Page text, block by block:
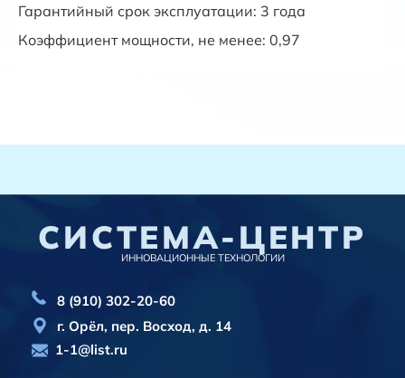
Гарантийный срок эксплуатации: 3 года
Коэффициент мощности, не менее: 0,97
СИСТЕМА-ЦЕНТР
ИННОВАЦИОННЫЕ ТЕХНОЛОГИИ
8 (910) 302-20-60
г. Орёл, пер. Восход, д. 14
1-1@list.ru